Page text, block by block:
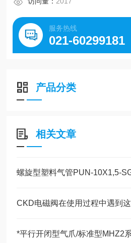
服务热线
021-60299181
产品分类
相关文章
螺旋型塑料气管PUN-10X1,5-
*平行开闭型气爪/标准型MHZ2